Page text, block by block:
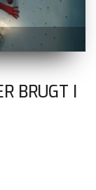
nu på
blu-ray
BRUGT I